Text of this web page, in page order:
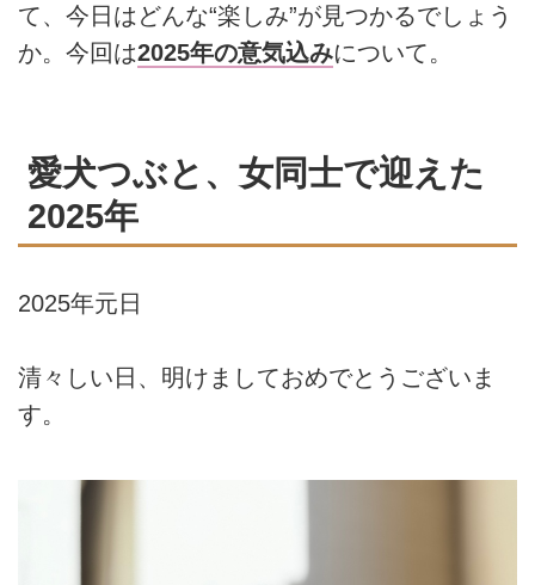
て、今日はどんな“楽しみ”が見つかるでしょう
か。今回は2025年の意気込みについて。
愛犬つぶと、女同士で迎えた
2025年
2025年元日
清々しい日、明けましておめでとうございま
す。